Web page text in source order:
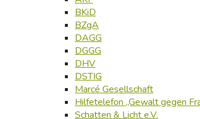
BKiD
BZgA
DAGG
DGGG
DHV
DSTIG
Marcé Gesellschaft
Hilfetelefon „Gewalt gegen
Schatten & Licht e.V.